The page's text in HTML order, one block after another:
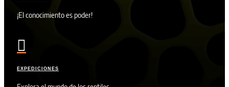
¡El conocimiento es poder!

EXPEDICIONES